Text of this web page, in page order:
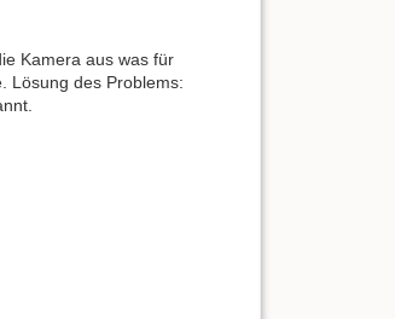
Kamera aus was für
Lösung des Problems: